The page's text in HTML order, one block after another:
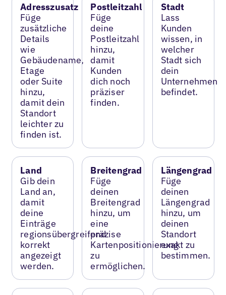
Adresszusatz
Füge
zusätzliche
Details
wie
Gebäudename,
Etage
oder Suite
hinzu,
damit dein
Standort
leichter zu
finden ist.
Postleitzahl
Füge
deine
Postleitzahl
hinzu,
damit
Kunden
dich noch
präziser
finden.
Stadt
Lass
Kunden
wissen, in
welcher
Stadt sich
dein
Unternehmen
befindet.
Land
Gib dein
Land an,
damit
deine
Einträge
regionsübergreifend
korrekt
angezeigt
werden.
Breitengrad
Füge
deinen
Breitengrad
hinzu, um
eine
präzise
Kartenpositionierung
zu
ermöglichen.
Längengrad
Füge
deinen
Längengrad
hinzu, um
deinen
Standort
exakt zu
bestimmen.